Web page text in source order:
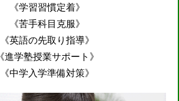
《学習習慣定着》
《苦手科目克服》
《英語の先取り指導》
《進学塾授業サポート》
《中学入学準備対策》